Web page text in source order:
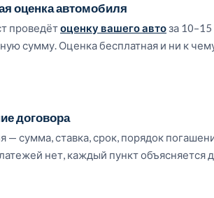
оценка автомобиля
проведётоценку вашего автоза
сумму. Оценка бесплатная и ни к
договора
— сумма, ставка, срок, порядок
нет, каждый пункт объясняется